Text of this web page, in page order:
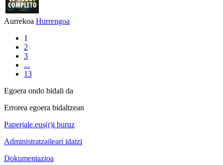
Aurrekoa Hurrengoa
1
2
3
...
13
Egoera ondo bidali da
Errorea egoera bidaltzean
Paperjale.eus(r)i buruz
Administratzaileari idatzi
Dokumentazioa